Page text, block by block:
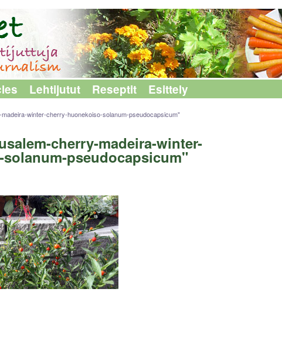
Lehtijutut Reseptit Esittely
winter-cherry-huonekoiso-solanum-pseudocapsicum"
cherry-madeira-winter-
pseudocapsicum"